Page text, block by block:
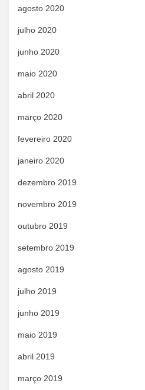
agosto 2020
julho 2020
junho 2020
maio 2020
abril 2020
março 2020
fevereiro 2020
janeiro 2020
dezembro 2019
novembro 2019
outubro 2019
setembro 2019
agosto 2019
julho 2019
junho 2019
maio 2019
abril 2019
março 2019